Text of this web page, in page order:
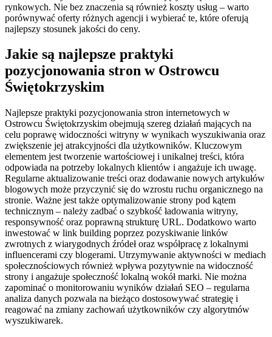
rynkowych. Nie bez znaczenia są również koszty usług – warto
porównywać oferty różnych agencji i wybierać te, które oferują
najlepszy stosunek jakości do ceny.
Jakie są najlepsze praktyki
pozycjonowania stron w Ostrowcu
Świętokrzyskim
Najlepsze praktyki pozycjonowania stron internetowych w
Ostrowcu Świętokrzyskim obejmują szereg działań mających na
celu poprawę widoczności witryny w wynikach wyszukiwania oraz
zwiększenie jej atrakcyjności dla użytkowników. Kluczowym
elementem jest tworzenie wartościowej i unikalnej treści, która
odpowiada na potrzeby lokalnych klientów i angażuje ich uwagę.
Regularne aktualizowanie treści oraz dodawanie nowych artykułów
blogowych może przyczynić się do wzrostu ruchu organicznego na
stronie. Ważne jest także optymalizowanie strony pod kątem
technicznym – należy zadbać o szybkość ładowania witryny,
responsywność oraz poprawną strukturę URL. Dodatkowo warto
inwestować w link building poprzez pozyskiwanie linków
zwrotnych z wiarygodnych źródeł oraz współpracę z lokalnymi
influencerami czy blogerami. Utrzymywanie aktywności w mediach
społecznościowych również wpływa pozytywnie na widoczność
strony i angażuje społeczność lokalną wokół marki. Nie można
zapominać o monitorowaniu wyników działań SEO – regularna
analiza danych pozwala na bieżąco dostosowywać strategię i
reagować na zmiany zachowań użytkowników czy algorytmów
wyszukiwarek.